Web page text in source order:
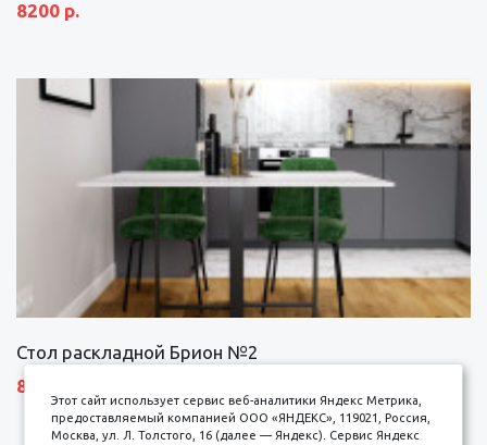
8200 р.
Стол раскладной Брион №2
8690 р.
Этот сайт использует сервис веб-аналитики Яндекс Метрика,
предоставляемый компанией ООО «ЯНДЕКС», 119021, Россия,
Москва, ул. Л. Толстого, 16 (далее — Яндекс). Сервис Яндекс